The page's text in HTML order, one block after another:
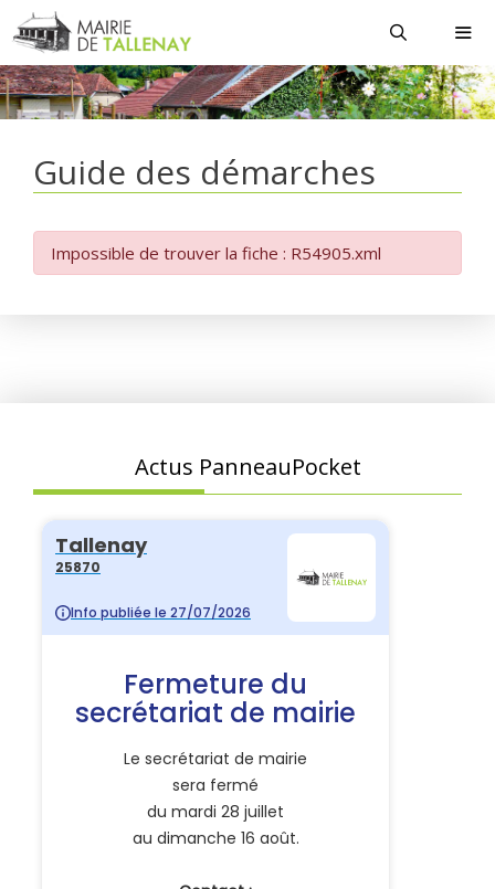
Aller
au
contenu
Guide des démarches
Impossible de trouver la fiche : R54905.xml
Actus PanneauPocket